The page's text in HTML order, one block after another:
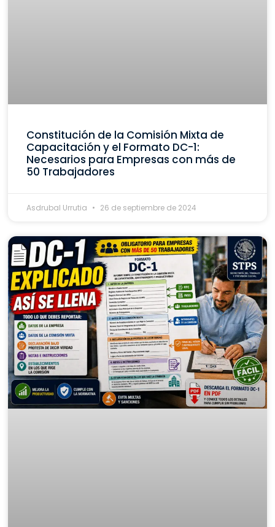
Constitución de la Comisión Mixta de
Capacitación y el Formato DC-1:
Necesarios para Empresas con más de
50 Trabajadores
Asdrubal Urrutia 26 de septiembre de 2024